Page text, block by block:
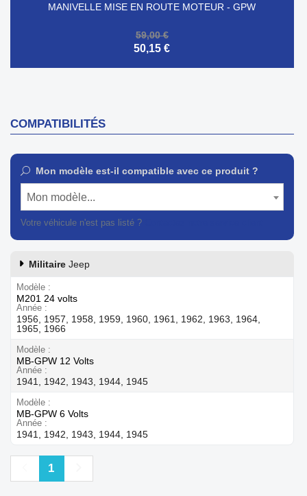
MANIVELLE MISE EN ROUTE MOTEUR - GPW
59,00 €
50,15 €
COMPATIBILITÉS
Mon modèle est-il compatible avec ce produit ?
Mon modèle...
Votre véhicule n'est pas listé ?
Militaire Jeep
Modèle
M201 24 volts
Année
1956, 1957, 1958, 1959, 1960, 1961, 1962, 1963, 1964,
1965, 1966
Modèle
MB-GPW 12 Volts
Année
1941, 1942, 1943, 1944, 1945
Modèle
MB-GPW 6 Volts
Année
1941, 1942, 1943, 1944, 1945
Précédent
1